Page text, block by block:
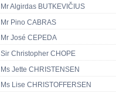
Mr Algirdas BUTKEVIČIUS
Mr Pino CABRAS
Mr José CEPEDA
Sir Christopher CHOPE
Ms Jette CHRISTENSEN
Ms Lise CHRISTOFFERSEN